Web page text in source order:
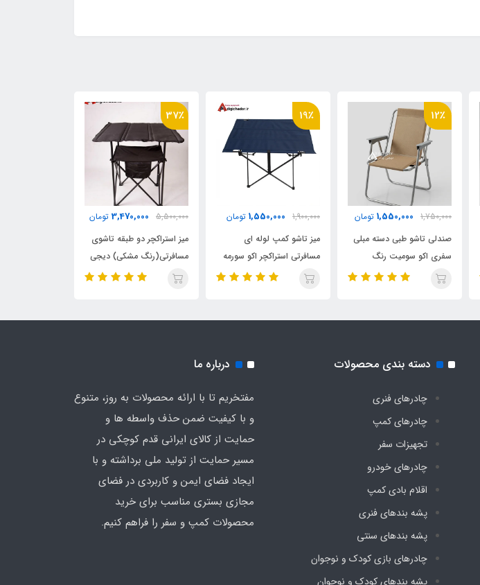
12٪
1,750,000
1,550,000 تومان
صندلی تاشو طبی دسته مبلی
سفری اکو سومیت رنگ
گردویی
19٪
1,900,000
1,550,000 تومان
میز تاشو کمپ لوله ای
مسافرتی استراکچر اکو سورمه
ای
37٪
5,500,000
3,470,000 تومان
میز استراکچر دو طبقه تاشوی
مسافرتی(رنگ مشکی) دیجی
چادر
دسته بندی محصولات
چادرهای فنری
چادرهای کمپ
تجهیزات سفر
چادرهای خودرو
اقلام بادی کمپ
پشه‌ بندهای فنری
پشه‌ بندهای سنتی
چادرهای بازی کودک و نوجوان
پشه‌ بندهای کودک و نوجوان
درباره ما
مفتخریم تا با ارائه محصولات به روز، متنوع
و با کیفیت ضمن حذف واسطه ها و
حمایت از کالای ایرانی قدم کوچکی در
مسیر حمایت از تولید ملی برداشته و با
ایجاد فضای ایمن و کاربردی در فضای
مجازی بستری مناسب برای خرید
محصولات کمپ و سفر را فراهم کنیم.